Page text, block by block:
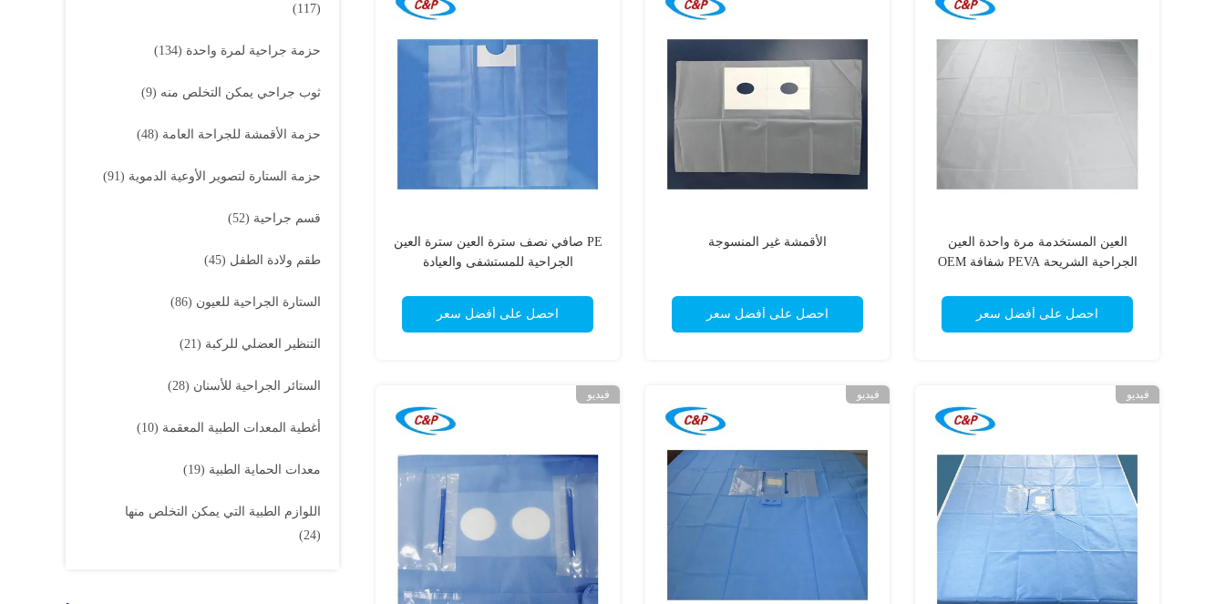
(117)
حزمة جراحية لمرة واحدة (134)
ثوب جراحي يمكن التخلص منه (9)
حزمة الأقمشة للجراحة العامة (48)
حزمة الستارة لتصوير الأوعية الدموية (91)
قسم جراحية (52)
طقم ولادة الطفل (45)
الستارة الجراحية للعيون (86)
التنظير العضلي للركبة (21)
الستائر الجراحية للأسنان (28)
أغطية المعدات الطبية المعقمة (10)
معدات الحماية الطبية (19)
اللوازم الطبية التي يمكن التخلص منها
(24)
PE صافي نصف سترة العين سترة العين
الجراحية للمستشفى والعيادة
احصل على أفضل سعر
الأقمشة غير المنسوجة
احصل على أفضل سعر
العين المستخدمة مرة واحدة العين
الجراحية الشريحة PEVA شفافة OEM
احصل على أفضل سعر
فيديو فيديو فيديو